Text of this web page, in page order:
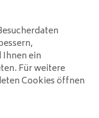
ein
Für weitere
Cookies öffnen